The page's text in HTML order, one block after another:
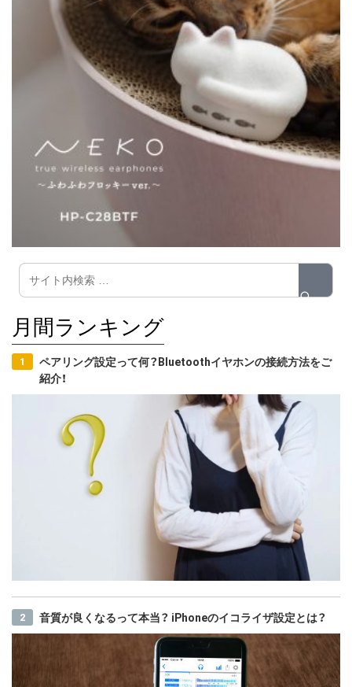
月間ランキング
ペアリング設定って何？Bluetoothイヤホンの接続方法をご
紹介！
音質が良くなるって本当？ iPhoneのイコライザ設定とは？